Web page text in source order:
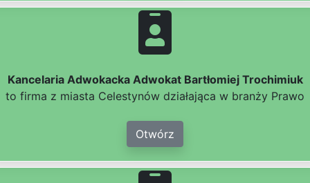
Kancelaria Adwokacka Adwokat Bartłomiej Trochimiuk
to firma z miasta Celestynów działająca w branży Prawo
Otwórz